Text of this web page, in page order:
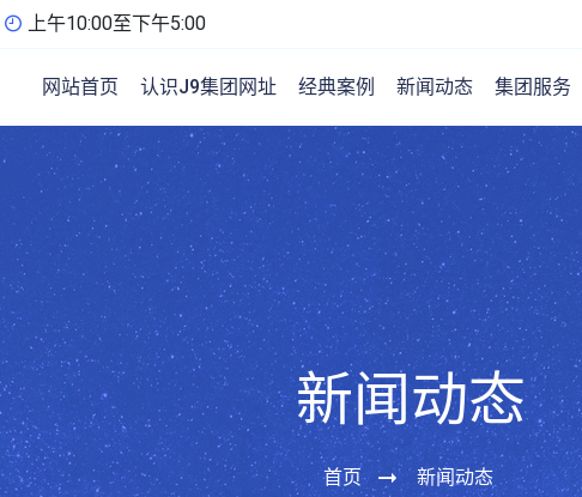
上午10:00至下午5:00
网站首页 认识J9集团网址 经典案例 新闻动态 集团服务
新闻动态
首页 新闻动态